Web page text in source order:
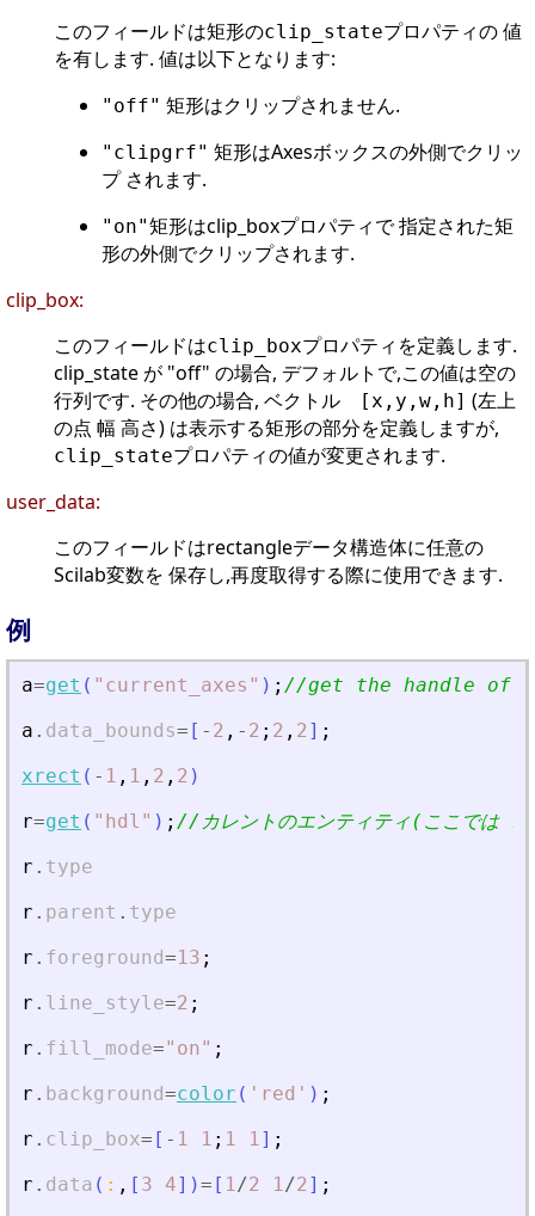
このフィールドは矩形のclip_stateプロパティの 値
を有します. 値は以下となります:
"off" 矩形はクリップされません.
"clipgrf" 矩形はAxesボックスの外側でクリッ
プ されます.
"on"矩形はclip_boxプロパティで 指定された矩
形の外側でクリップされます.
clip_box:
このフィールドはclip_boxプロパティを定義します.
clip_state が "off" の場合, デフォルトで,この値は空の
行列です. その他の場合, ベクトル
[x,y,w,h] (左上
の点 幅 高さ) は表示する矩形の部分を定義しますが,
clip_stateプロパティの値が変更されます.
user_data:
このフィールドはrectangleデータ構造体に任意の
Scilab変数を 保存し,再度取得する際に使用できます.
例
a=get ( " current_axes " ) ; //get the handle of
a . data_bounds= [ - 2 , - 2 ; 2 , 2] ;
xrect ( - 1 , 1 , 2 , 2 )
r=get ( " hdl " ) ; //カレントのエンティティ(ここでは
r . type
r . parent . type
r . foreground=13 ;
r . line_style=2 ;
r . fill_mode=" on" ;
r . background=color ( ' red ' ) ;
r . clip_box= [ - 1 1 ; 1 1] ;
r . data ( : , [ 3 4] )= [ 1/2 1/2] ;